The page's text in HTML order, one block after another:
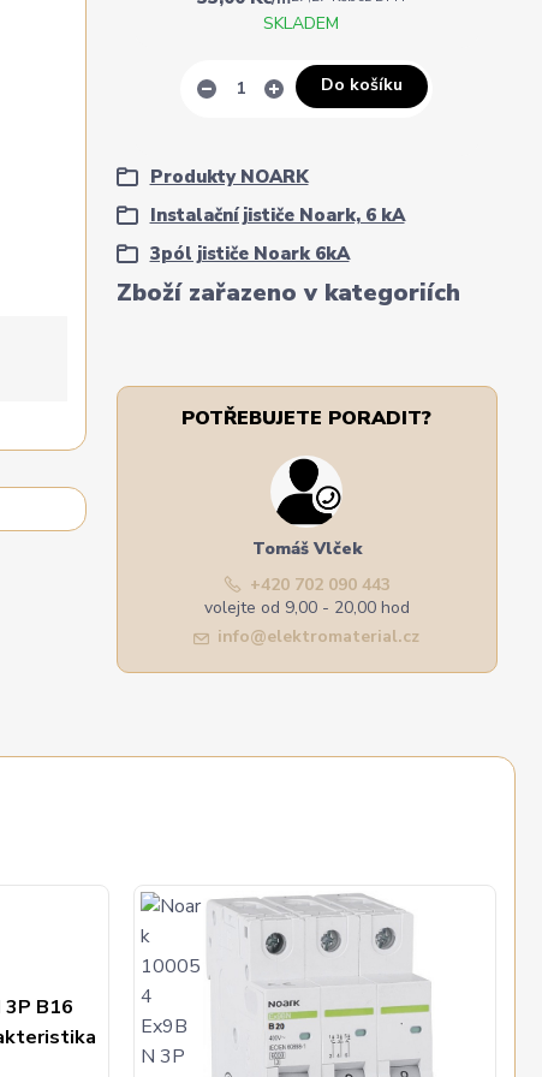
Zboží zařazeno v kategoriích
Produkty NOARK
Instalační jističe Noark, 6 kA
3pól jističe Noark 6kA
SKLADEM
Do košíku
POTŘEBUJETE PORADIT?
Tomáš Vlček
+420 702 090 443
volejte od 9,00 - 20,00 hod
info@elektromaterial.cz